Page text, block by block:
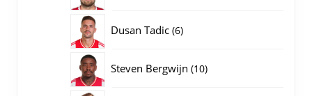
Dusan Tadic 66
Steven Bergwijn 1010